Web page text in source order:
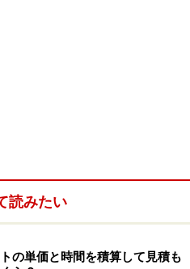
に就職する感覚で来る会社
読みたい
の単価と時間を積算して見積も